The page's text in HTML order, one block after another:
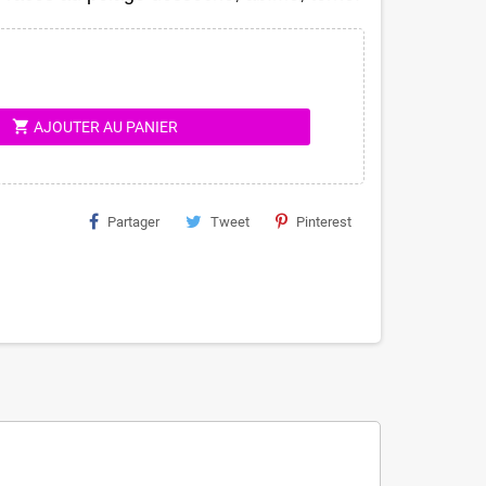
shopping_cart AJOUTER AU PANIER
Partager Tweet Pinterest